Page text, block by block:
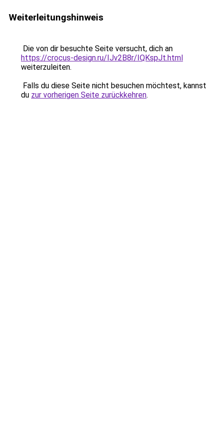
Weiterleitungshinweis
Die von dir besuchte Seite versucht, dich an
https://crocus-design.ru/IJv2B8r/IQKspJt.html
weiterzuleiten.
Falls du diese Seite nicht besuchen möchtest, kannst
du zur vorherigen Seite zurückkehren.